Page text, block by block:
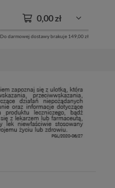
0,00 zł
Do darmowej dostawy brakuje 149,00 zł